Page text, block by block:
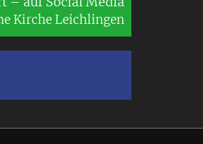
Kirche Leichlingen